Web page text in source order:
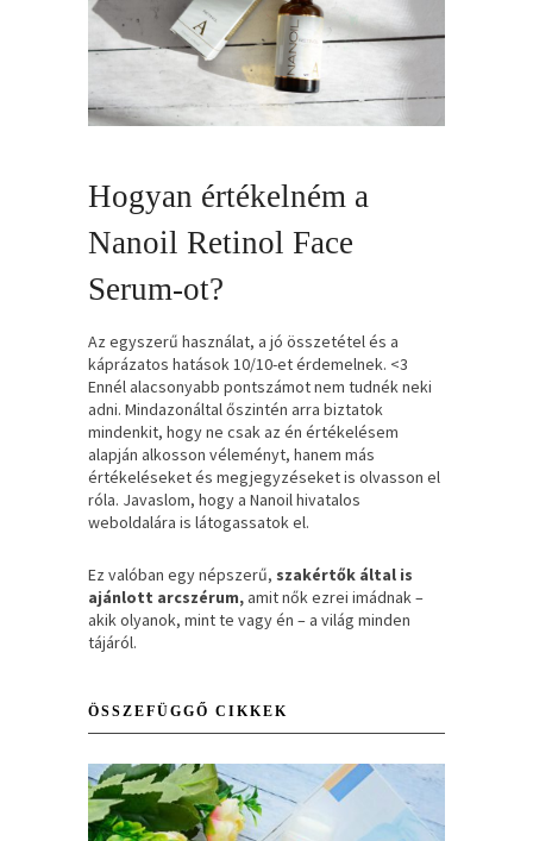
Hogyan értékelném a
Nanoil Retinol Face
Serum-ot?
Az egyszerű használat, a jó összetétel és a
káprázatos hatások 10/10-et érdemelnek. <3
Ennél alacsonyabb pontszámot nem tudnék neki
adni. Mindazonáltal őszintén arra biztatok
mindenkit, hogy ne csak az én értékelésem
alapján alkosson véleményt, hanem más
értékeléseket és megjegyzéseket is olvasson el
róla. Javaslom, hogy a Nanoil hivatalos
weboldalára is látogassatok el.
Ez valóban egy népszerű, szakértők által is
ajánlott arcszérum, amit nők ezrei imádnak –
akik olyanok, mint te vagy én – a világ minden
tájáról.
ÖSSZEFÜGGŐ CIKKEK